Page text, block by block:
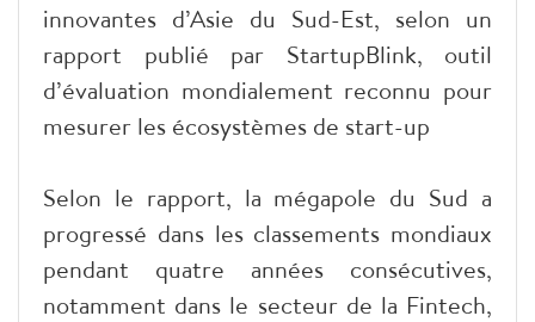
innovantes d’Asie du Sud-Est, selon un
rapport publié par StartupBlink, outil
d’évaluation mondialement reconnu pour
mesurer les écosystèmes de start-up
Selon le rapport, la mégapole du Sud a
progressé dans les classements mondiaux
pendant quatre années consécutives,
notamment dans le secteur de la Fintech,